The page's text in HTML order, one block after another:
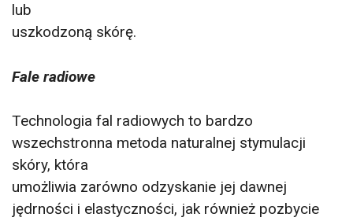
lub
uszkodzoną skórę.
Fale radiowe
Technologia fal radiowych to bardzo
wszechstronna metoda naturalnej stymulacji
skóry, która
umożliwia zarówno odzyskanie jej dawnej
jędrności i elastyczności, jak również pozbycie